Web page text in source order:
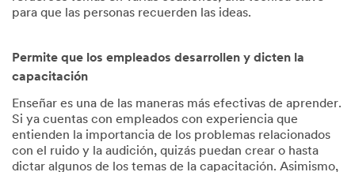
para que las personas recuerden las ideas.
Permite que los empleados desarrollen y dicten la
capacitación
Enseñar es una de las maneras más efectivas de aprender.
Si ya cuentas con empleados con experiencia que
entienden la importancia de los problemas relacionados
con el ruido y la audición, quizás puedan crear o hasta
dictar algunos de los temas de la capacitación. Asimismo,